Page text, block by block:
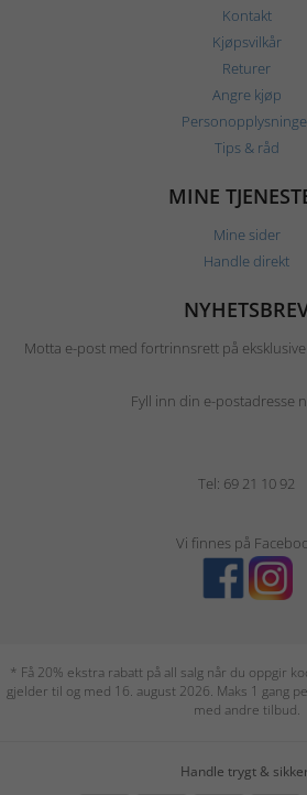
Kontakt
Kjøpsvilkår
Returer
Angre kjøp
Tips & råd
MINE
Mine sider
Handle direkt
Motta e-post med fortrinnsrett på
Fyll inn din e-postadresse
Tel: 69 21 10 92
Vi finnes på
* Få 20% ekstra rabatt på all salg når du oppgir
gjelder til og med 16. august 2026. Maks 1 gang
med andre tilbud.
Handle trygt &